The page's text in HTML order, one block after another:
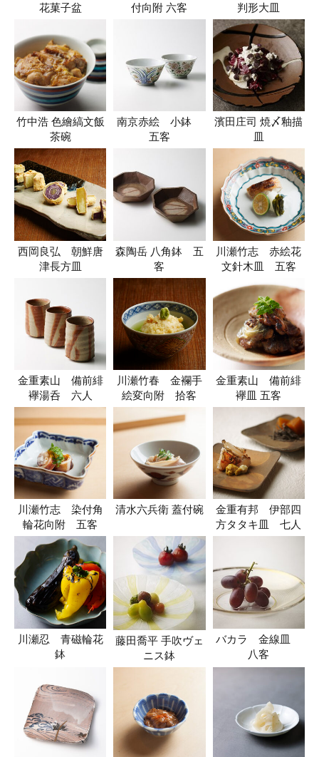
花菓子盆
付向附 六客
判形大皿
竹中浩 色繪縞文飯
茶碗
南京赤絵 小鉢
五客
濱田庄司 焼〆釉描
皿
西岡良弘 朝鮮唐
津長方皿
森陶岳 八角鉢 五
客
川瀬竹志 赤絵花
文針木皿 五客
金重素山 備前緋
襷湯呑 六人
川瀬竹春 金襴手
絵変向附 拾客
金重素山 備前緋
襷皿 五客
川瀬竹志 染付角
輪花向附 五客
清水六兵衛 蓋付碗
金重有邦 伊部四
方タタキ皿 七人
川瀬忍 青磁輪花
鉢
藤田喬平 手吹ヴェ
ニス鉢
バカラ 金線皿
八客